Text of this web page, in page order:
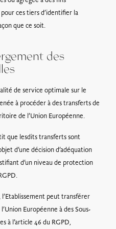
ces tiers d’identifier la
que ce soit.
des
de service optimale sur le
à procéder à des transferts de
de l’Union Européenne.
que lesdits transferts sont
d’une décision d’adéquation
d’un niveau de protection
l’Etablissement peut transférer
Européenne à des Sous-
à l’article 46 du RGPD,